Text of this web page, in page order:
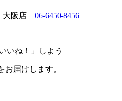
大阪店 06-6450-8456
いね！」しよう
お届けします。